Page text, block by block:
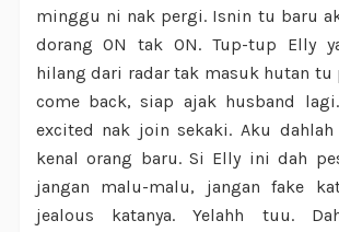
minggu ni nak pergi. Isnin tu baru
dorang ON tak ON. Tup-tup Elly
hilang dari radar tak masuk hutan tu
come back, siap ajak husband
excited nak join sekaki. Aku
kenal orang baru. Si Elly ini dah
jangan malu-malu, jangan fake
jealous katanya. Yelahh tuu.